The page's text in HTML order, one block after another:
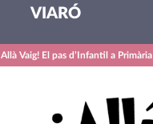
VIARÓ
Allà Vaig! El pas d’Infantil a Primària